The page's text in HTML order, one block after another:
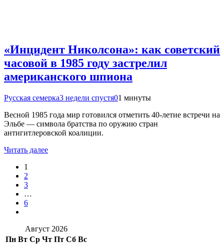
«Инцидент Николсона»: как советский
часовой в 1985 году застрелил
американского шпиона
Русская семерка3 недели спустя01 минуты
Весной 1985 года мир готовился отметить 40-летие встречи на
Эльбе — символа братства по оружию стран
антигитлеровской коалиции.
Читать далее
1
2
3
…
6
Август 2026
Пн Вт Ср Чт Пт Сб Вс